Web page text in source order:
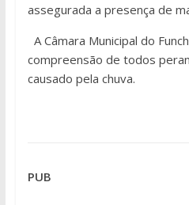
assegurada a presença de
A Câmara Municipal do
compreensão de todos
causado pela chuva.
PUB